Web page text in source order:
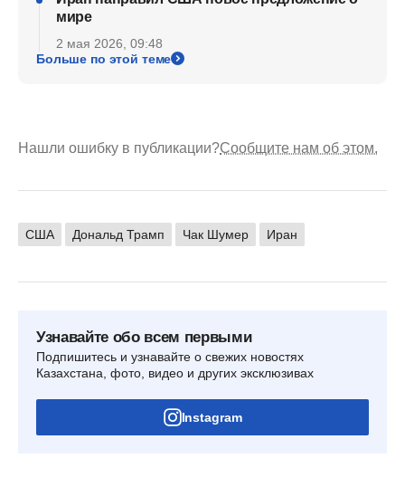
мире
2 мая 2026, 09:48
Больше по этой теме
Нашли ошибку в публикации?Сообщите нам об этом.
США Дональд Трамп Чак Шумер Иран
Узнавайте обо всем первыми
Подпишитесь и узнавайте о свежих новостях
Казахстана, фото, видео и других эксклюзивах
Instagram